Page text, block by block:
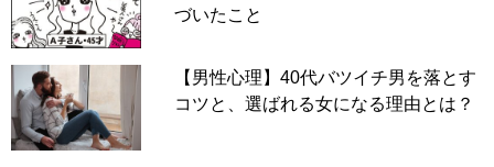
づいたこと
【男性心理】40代バツイチ男を落とす
コツと、選ばれる女になる理由とは？